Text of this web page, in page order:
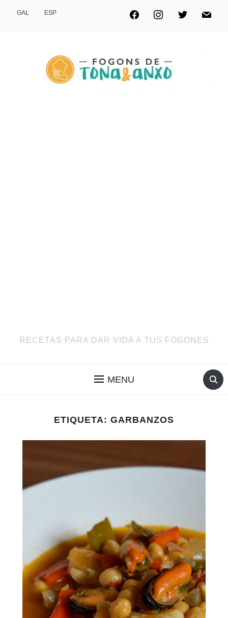
GAL ESP
RECETAS PARA DAR VIDA A TUS FOGONES
MENU
ETIQUETA: GARBANZOS